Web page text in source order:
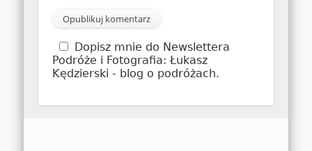
Dopisz mnie do Newslettera
Podróże i Fotografia: Łukasz
Kędzierski - blog o podróżach.